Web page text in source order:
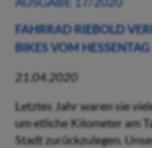
FAHRRAD RIEBOLD
BIKES VOM HESSENTAG
21.04.2020
Letztes Jahr waren sie
um etliche Kilometer am
Stadt zurückzulegen.